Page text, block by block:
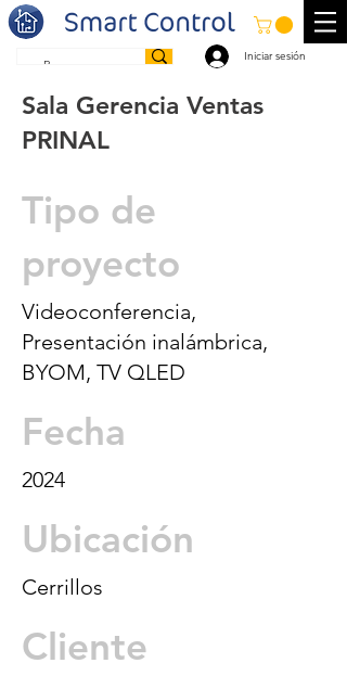
Iniciar sesión
Sala Gerencia Ventas
PRINAL
Tipo de
proyecto
Videoconferencia,
Presentación inalámbrica,
BYOM, TV QLED
Fecha
2024
Ubicación
Cerrillos
Cliente